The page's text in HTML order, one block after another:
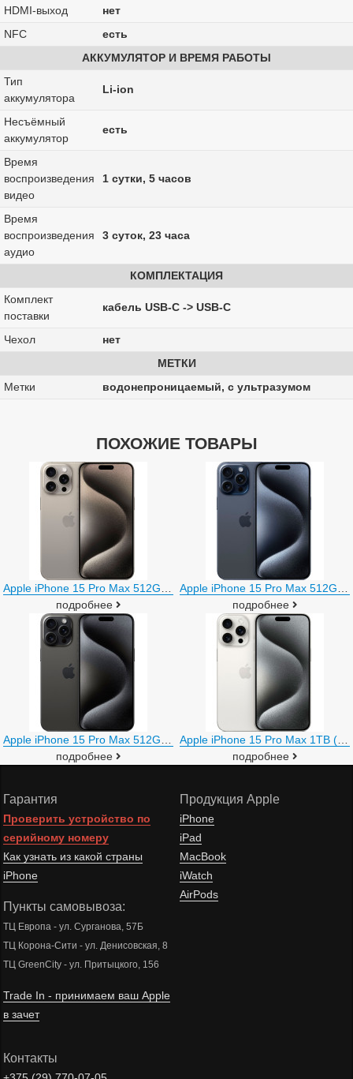
HDMI-выход
нет
NFC
есть
АККУМУЛЯТОР И ВРЕМЯ РАБОТЫ
Тип
аккумулятора
Li-ion
Несъёмный
аккумулятор
есть
Время
воспроизведения
видео
1 сутки, 5 часов
Время
воспроизведения
аудио
3 суток, 23 часа
КОМПЛЕКТАЦИЯ
Комплект
поставки
кабель USB-C -> USB-C
Чехол
нет
МЕТКИ
Метки
водонепроницаемый, с ультразумом
ПОХОЖИЕ ТОВАРЫ
подробнее
подробнее
подробнее
подробнее
Гарантия
Проверить устройство по
серийному номеру
Как узнать из какой страны
iPhone
Пункты самовывоза:
ТЦ Европа - ул. Сурганова, 57Б
ТЦ Корона-Сити - ул. Денисовская, 8
ТЦ GreenCity - ул. Притыцкого, 156
Trade In - принимаем ваш Apple
в зачет
Продукция Apple
iPhone
iPad
MacBook
iWatch
AirPods
Контакты